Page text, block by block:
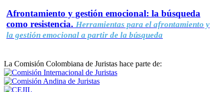
Afrontamiento y gestión emocional: la búsqueda
como resistencia. Herramientas para el afrontamiento y
la gestión emocional a partir de la búsqueda
La Comisión Colombiana de Juristas hace parte de: